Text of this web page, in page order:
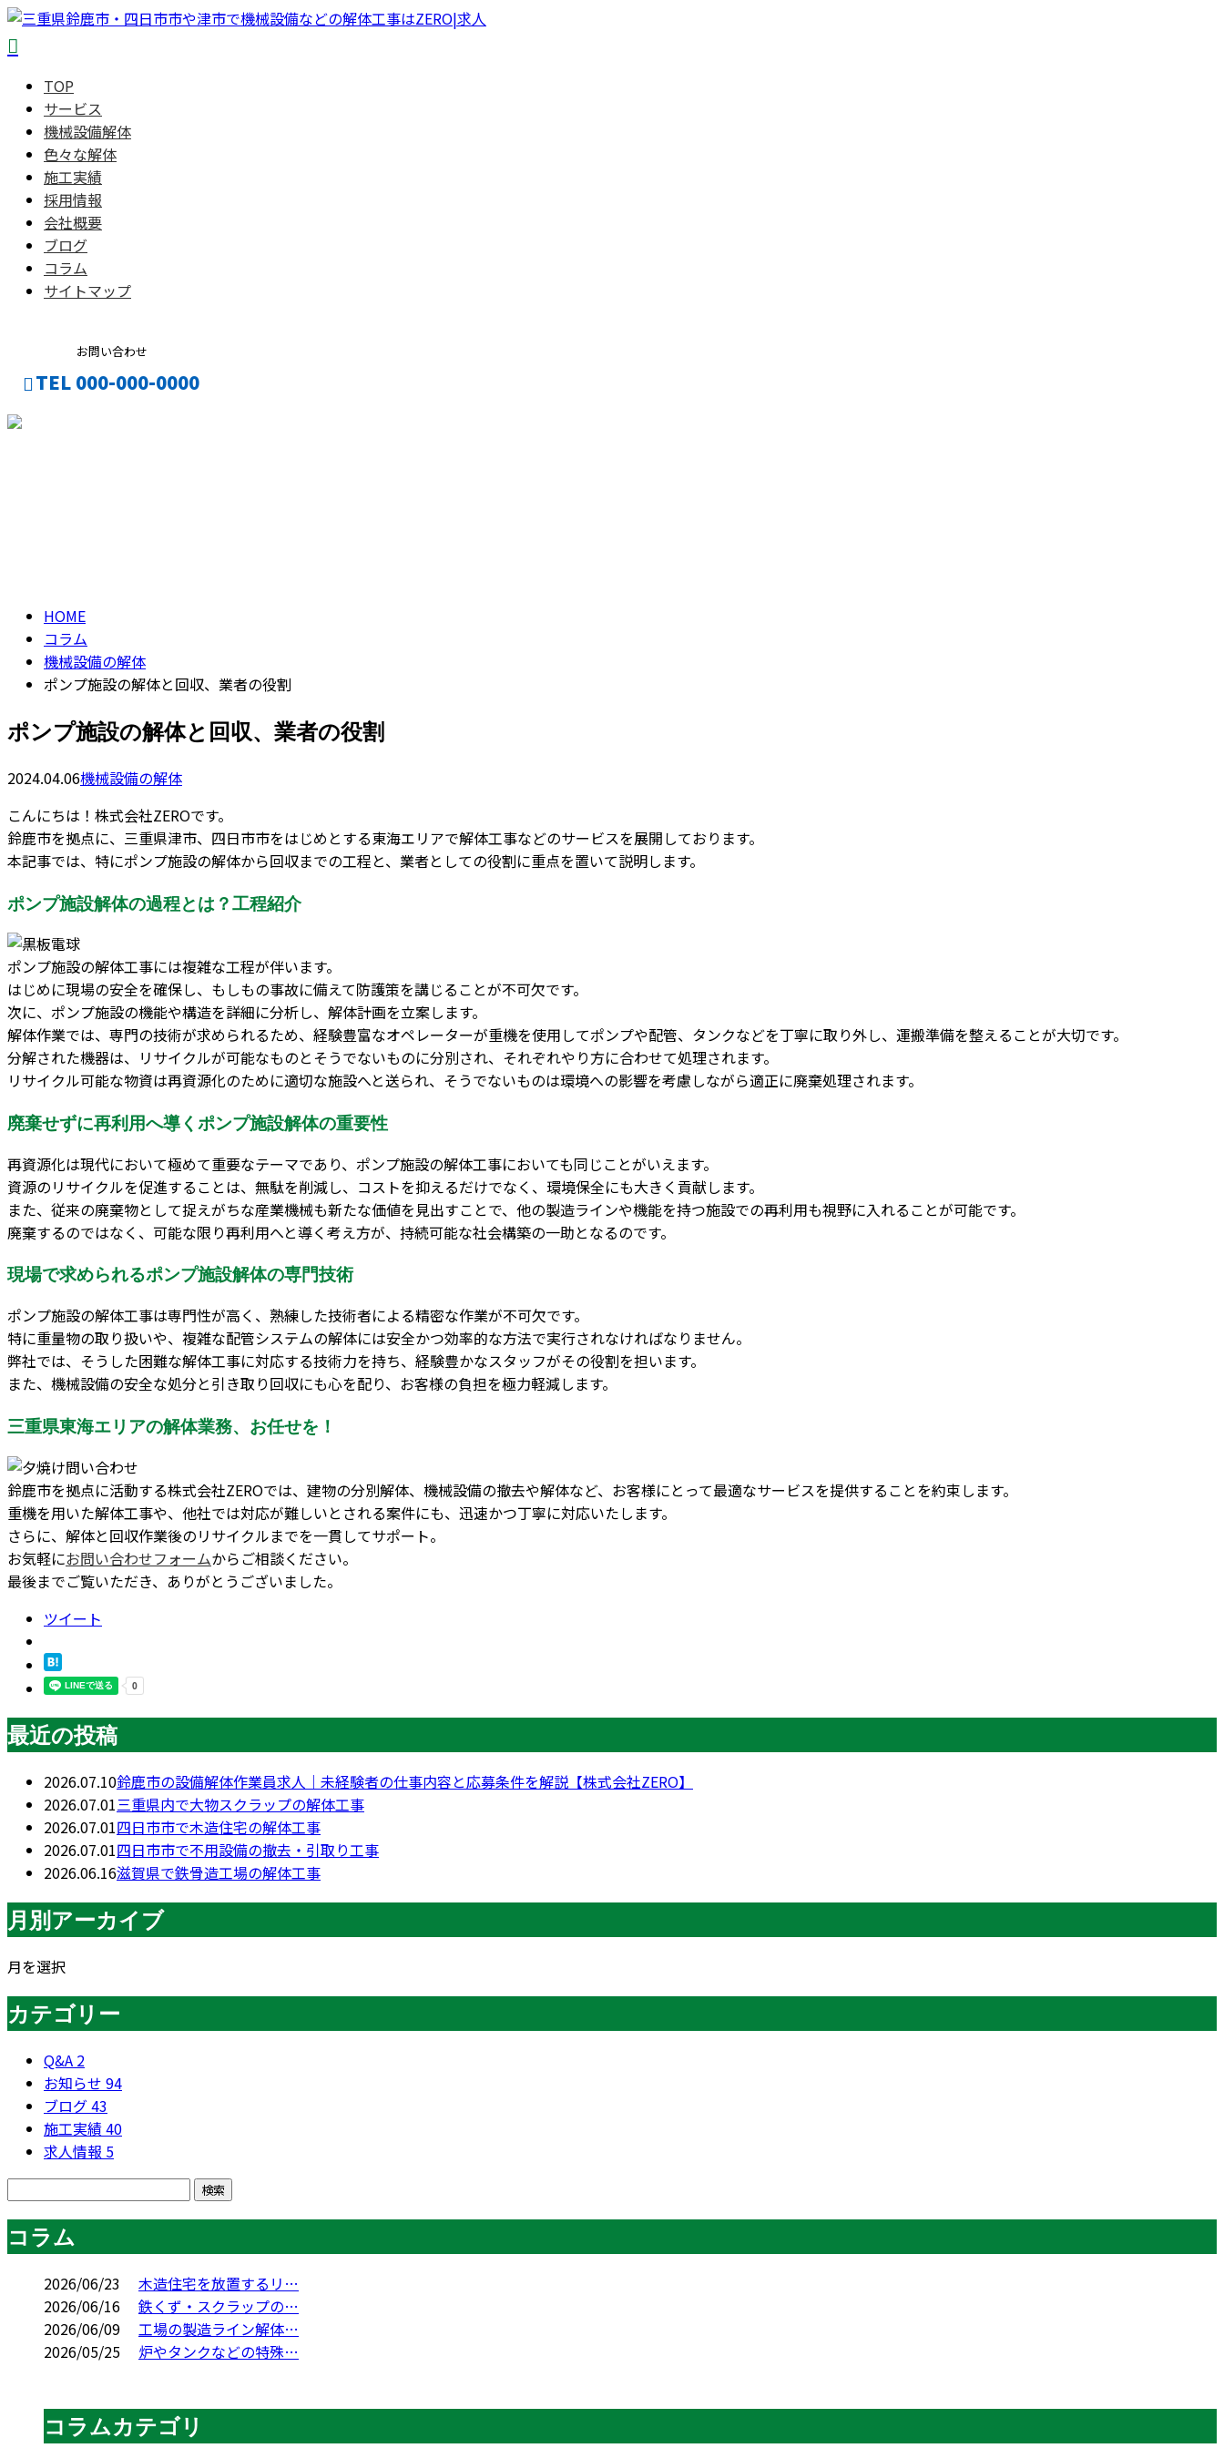
TOP
サービス
機械設備解体
色々な解体
施工実績
採用情報
会社概要
ブログ
コラム
サイトマップ
お問い合わせ
TEL 000-000-0000
HOME
コラム
機械設備の解体
ポンプ施設の解体と回収、業者の役割
ポンプ施設の解体と回収、業者の役割
2024.04.06機械設備の解体
こんにちは！株式会社ZEROです。
鈴鹿市を拠点に、三重県津市、四日市市をはじめとする東海エリアで解体工事などのサービスを展開しております。
本記事では、特にポンプ施設の解体から回収までの工程と、業者としての役割に重点を置いて説明します。
ポンプ施設解体の過程とは？工程紹介
ポンプ施設の解体工事には複雑な工程が伴います。
はじめに現場の安全を確保し、もしもの事故に備えて防護策を講じることが不可欠です。
次に、ポンプ施設の機能や構造を詳細に分析し、解体計画を立案します。
解体作業では、専門の技術が求められるため、経験豊富なオペレーターが重機を使用してポンプや配管、タンクなどを丁寧に取り外し、運搬準備を整えることが大切です。
分解された機器は、リサイクルが可能なものとそうでないものに分別され、それぞれやり方に合わせて処理されます。
リサイクル可能な物資は再資源化のために適切な施設へと送られ、そうでないものは環境への影響を考慮しながら適正に廃棄処理されます。
廃棄せずに再利用へ導くポンプ施設解体の重要性
再資源化は現代において極めて重要なテーマであり、ポンプ施設の解体工事においても同じことがいえます。
資源のリサイクルを促進することは、無駄を削減し、コストを抑えるだけでなく、環境保全にも大きく貢献します。
また、従来の廃棄物として捉えがちな産業機械も新たな価値を見出すことで、他の製造ラインや機能を持つ施設での再利用も視野に入れることが可能です。
廃棄するのではなく、可能な限り再利用へと導く考え方が、持続可能な社会構築の一助となるのです。
現場で求められるポンプ施設解体の専門技術
ポンプ施設の解体工事は専門性が高く、熟練した技術者による精密な作業が不可欠です。
特に重量物の取り扱いや、複雑な配管システムの解体には安全かつ効率的な方法で実行されなければなりません。
弊社では、そうした困難な解体工事に対応する技術力を持ち、経験豊かなスタッフがその役割を担います。
また、機械設備の安全な処分と引き取り回収にも心を配り、お客様の負担を極力軽減します。
三重県東海エリアの解体業務、お任せを！
鈴鹿市を拠点に活動する株式会社ZEROでは、建物の分別解体、機械設備の撤去や解体など、お客様にとって最適なサービスを提供することを約束します。
重機を用いた解体工事や、他社では対応が難しいとされる案件にも、迅速かつ丁寧に対応いたします。
さらに、解体と回収作業後のリサイクルまでを一貫してサポート。
お気軽にお問い合わせフォームからご相談ください。
最後までご覧いただき、ありがとうございました。
ツイート
最近の投稿
2026.07.10鈴鹿市の設備解体作業員求人｜未経験者の仕事内容と応募条件を解説【株式会社ZERO】
2026.07.01三重県内で大物スクラップの解体工事
2026.07.01四日市市で木造住宅の解体工事
2026.07.01四日市市で不用設備の撤去・引取り工事
2026.06.16滋賀県で鉄骨造工場の解体工事
月別アーカイブ
月を選択
カテゴリー
Q&A 2
お知らせ 94
ブログ43
施工実績40
求人情報 5
コラム
2026/06/23
木造住宅を放置するリ…
2026/06/16
鉄くず・スクラップの…
2026/06/09
工場の製造ライン解体…
2026/05/25
炉やタンクなどの特殊…
コラムカテゴリ